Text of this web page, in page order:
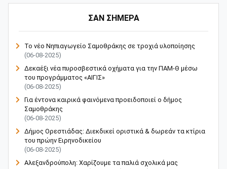
ΣΑΝ ΣΗΜΕΡΑ
Το νέο Νηπιαγωγείο Σαμοθράκης σε τροχιά υλοποίησης
(06-08-2025)
Δεκαέξι νέα πυροσβεστικά οχήματα για την ΠΑΜ-Θ μέσω
του προγράμματος «ΑΙΓΙΣ»
(06-08-2025)
Για έντονα καιρικά φαινόμενα προειδοποιεί ο δήμος
Σαμοθράκης
(06-08-2025)
Δήμος Ορεστιάδας: Διεκδικεί οριστικά & δωρεάν τα κτίρια
του πρώην Ειρηνοδικείου
(06-08-2025)
Αλεξανδρούπολη: Χαρίζουμε τα παλιά σχολικά μας